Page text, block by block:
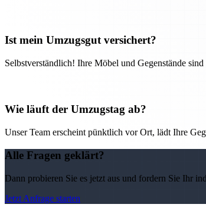
Ist mein Umzugsgut versichert?
Selbstverständlich! Ihre Möbel und Gegenstände
Wie läuft der Umzugstag ab?
Unser Team erscheint pünktlich vor Ort, lädt Ihre
Alle Fragen geklärt?
Dann probieren Sie es jetzt aus und fordern Sie Ihr
Jetzt Anfrage starten